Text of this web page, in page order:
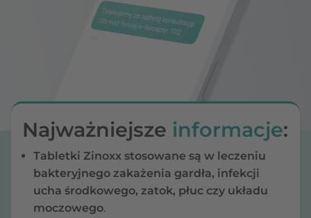
Najważniejsze informacje:
Tabletki Zinoxx stosowane są w leczeniu
bakteryjnego zakażenia gardła, infekcji
ucha środkowego, zatok, płuc czy układu
moczowego.